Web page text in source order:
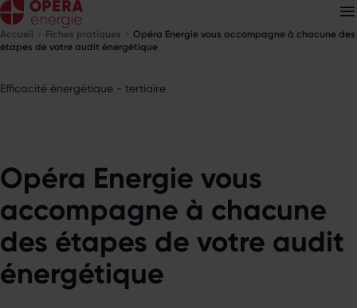
Accueil Fiches pratiques
Opéra Energie vous accompagne à chacune des
étapes de votre audit énergétique
Efficacité énergétique - tertiaire
Opéra Energie vous
accompagne à chacune
des étapes de votre audit
énergétique
Découvrez nos